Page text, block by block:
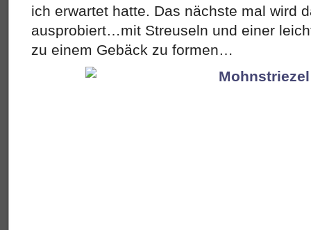
ich erwartet hatte. Das nächste mal wird
ausprobiert…mit Streuseln und einer
zu einem Gebäck zu formen…